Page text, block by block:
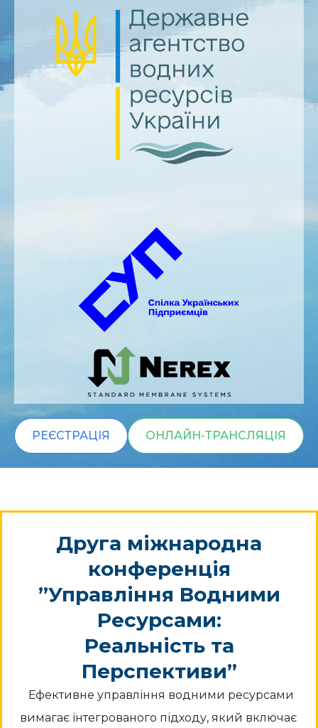
РЕЄСТРАЦІЯ ОНЛАЙН-ТРАНСЛЯЦІЯ
Друга міжнародна
конференція
”Управління Водними
Ресурсами:
Реальність та
Перспективи”
Ефективне управління водними ресурсами
вимагає інтегрованого підходу, який включає